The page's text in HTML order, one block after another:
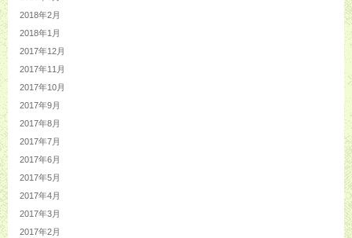
2018年2月
2018年1月
2017年12月
2017年11月
2017年10月
2017年9月
2017年8月
2017年7月
2017年6月
2017年5月
2017年4月
2017年3月
2017年2月